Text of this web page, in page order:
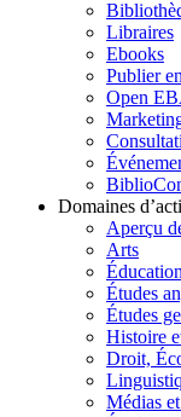
Libraires
Ebooks
Publier
Open
Domaines
Aperçu
Arts
Éducation
Études
Études
Histoire
Droit,
Médias